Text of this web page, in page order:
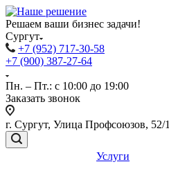
Решаем ваши бизнес задачи!
Сургут
+7 (952) 717-30-58
+7 (900) 387-27-64
Пн. – Пт.: с 10:00 до 19:00
Заказать звонок
г. Сургут, Улица Профсоюзов, 52/1
Услуги